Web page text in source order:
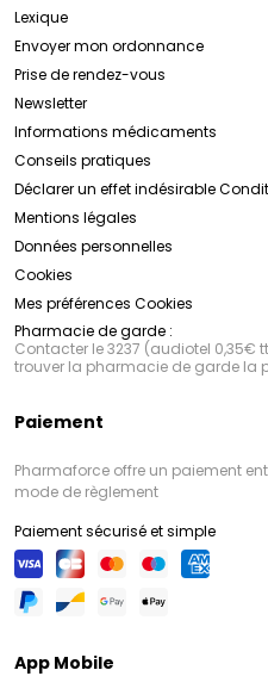
Lexique
Envoyer mon ordonnance
Prise de rendez-vous
Newsletter
Informations médicaments
Conseils pratiques
Déclarer un effet indésirable
Mentions légales
Données personnelles
Cookies
Mes préférences Cookies
Pharmacie de garde :
Contacter le 3237 (audiotel
trouver la pharmacie de garde la
Paiement
Pharmaforce offre un paiement
mode de règlement
Paiement sécurisé et simple
App Mobile